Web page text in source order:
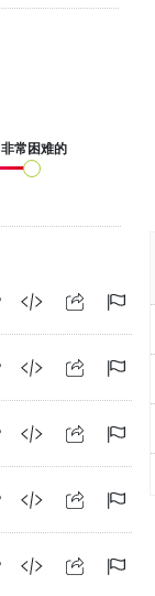
非常困难的